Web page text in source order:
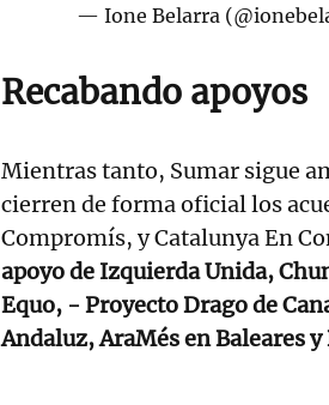
— Ione Belarra
Recabando apoyos
Mientras tanto, Sumar sigue
cierren de forma oficial los
Compromís, y Catalunya En
apoyo de Izquierda Unida,
Equo, - Proyecto Drago de
Andaluz, AraMés en Baleares